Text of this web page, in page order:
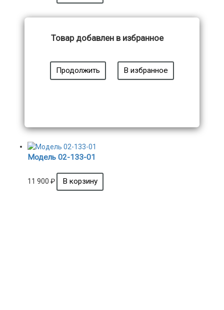
Модель 02-133-01
11 900 ₽
Товар добавлен в избранное
Продолжить В избранное